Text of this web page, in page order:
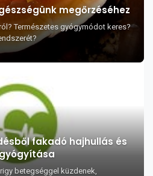
megőrzéséhez
Természetes gyógymódot keres?
fakadó hajhullás és
betegséggel küzdenek,